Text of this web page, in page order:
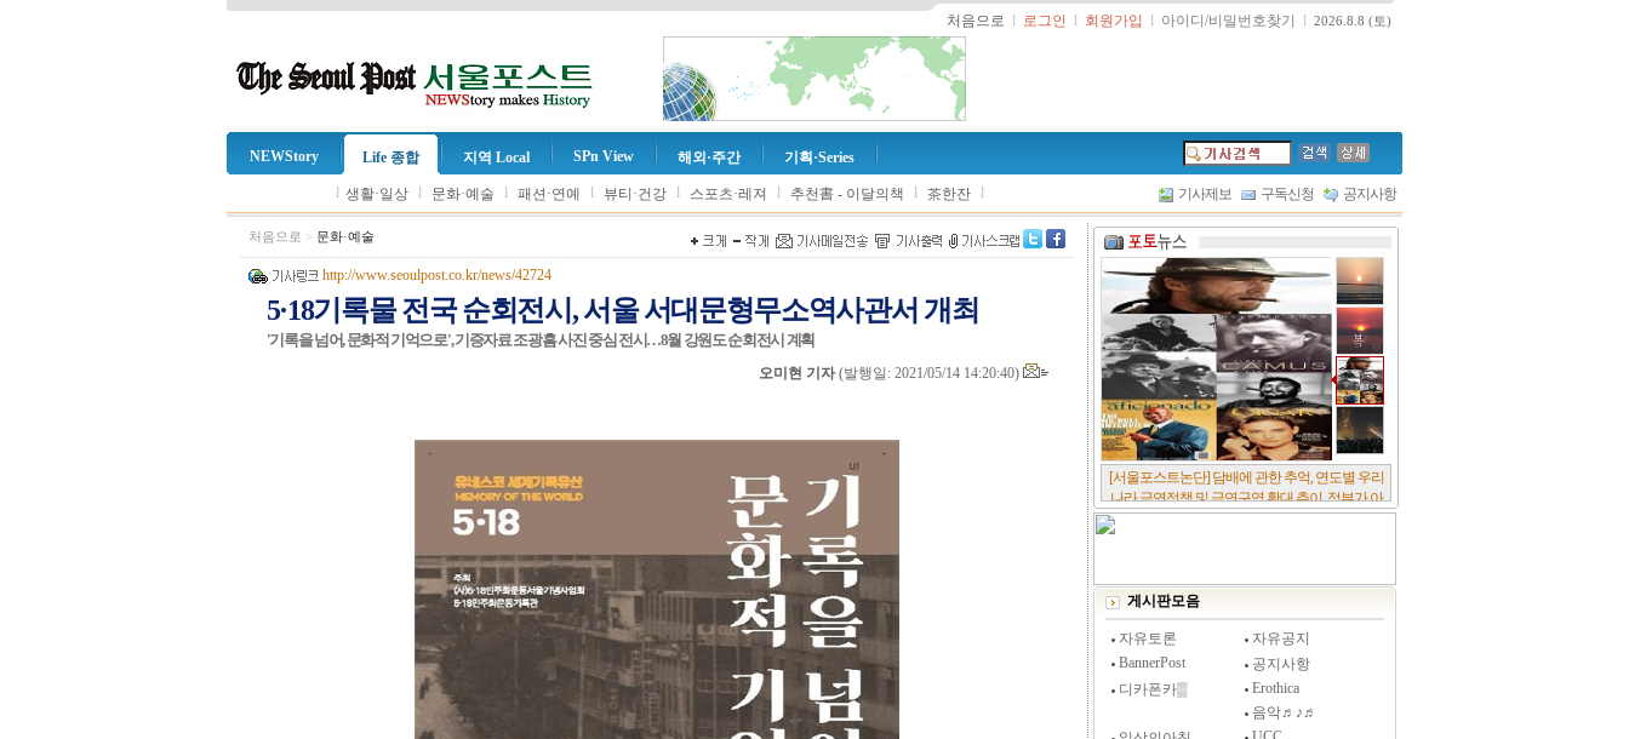
처음으로 l 로그인 l 회원가입 l 아이디/비밀번호찾기 l 2026.8.8 (토)
NEWStory Life 종합 지역 Local SPn View 해외·주간 기획·Series
l 생활·일상 l 문화·예술 l 패션·연예 l 뷰티·건강 l 스포츠·레져 l 추천書 - 이달의책 l 茶한잔 l 기사제보 구독신청 공지사항
처음으로 > 문화·예술
http://www.seoulpost.co.kr/news/42724
5·18기록물 전국 순회전시, 서울 서대문형무소역사관서 개최
'기록을 넘어, 문화적 기억으로', 기증자료 조광흠 사진 중심 전시…8월 강원도 순회전시 계획
오미현 기자(발행일: 2021/05/14 14:20:40)
[서울포스트논단] 담배에 관한 추억, 연도별 우리
나라 금연정책 및 금연구역 확대 추이, 정부가 아
무리 더 해롭다고 사기를 쳐대도 피워 본 사람은
다 안다, 전자담배시장은 10년새 폭발적 증가세..
"골초에게 전자담배를 허하라"
게시판모음
자유토론
자유공지
BannerPost
공지사항
디카폰카▒
Erothica
음악♬♪♬